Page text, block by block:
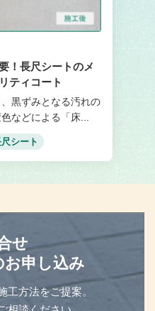
！長尺シートのメ
ティコート
黒ずみとなる汚れの
などによる「床...
シート
せ
申し込み
工方法をご提案。